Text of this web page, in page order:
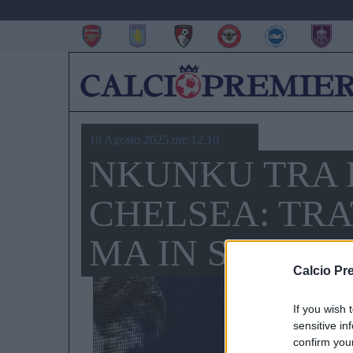
Calcio
If you wish
sensitive
confirm
19 Agosto 2025,ore 12.10
NKUNKU TRA
CHELSEA:
MA IN STALLO